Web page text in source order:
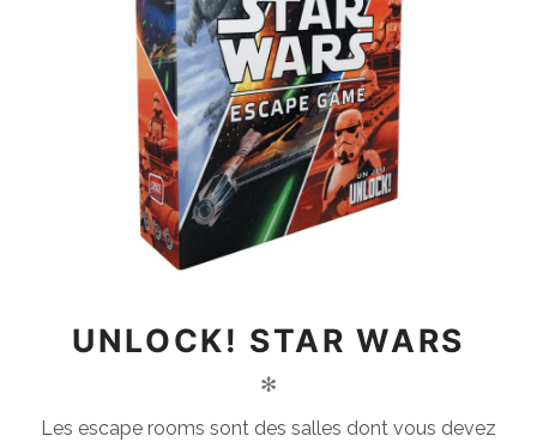
UNLOCK! STAR WARS
✻
Les escape rooms sont des salles dont vous devez